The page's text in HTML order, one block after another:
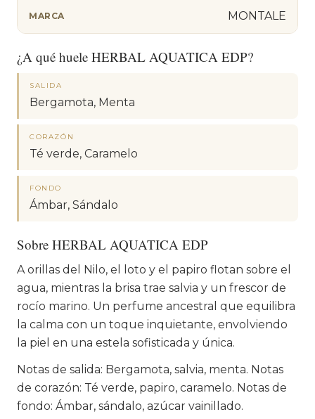
MARCA MONTALE
¿A qué huele HERBAL AQUATICA EDP?
SALIDA
Bergamota, Menta
CORAZÓN
Té verde, Caramelo
FONDO
Ámbar, Sándalo
Sobre HERBAL AQUATICA EDP
A orillas del Nilo, el loto y el papiro flotan sobre el
agua, mientras la brisa trae salvia y un frescor de
rocío marino. Un perfume ancestral que equilibra
la calma con un toque inquietante, envolviendo
la piel en una estela sofisticada y única.
Notas de salida: Bergamota, salvia, menta. Notas
de corazón: Té verde, papiro, caramelo. Notas de
fondo: Ámbar, sándalo, azúcar vainillado.